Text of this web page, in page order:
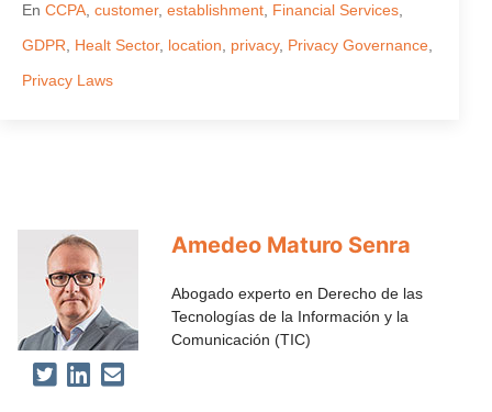
En CCPA customer, establishment Financial Services
GDPR
Healt Sector, location privacy, Privacy Governance
Privacy Laws
Amedeo Maturo Senra
Abogado experto en Derecho de las
Tecnologías de la Información y la
Comunicación (TIC)